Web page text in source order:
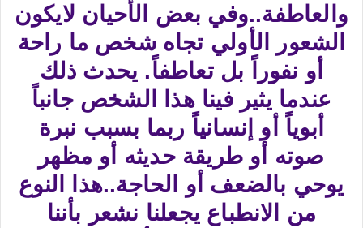
والعاطفة..وفي بعض الأحيان لايكون
الشعور الأولي تجاه شخص ما راحة
أو نفوراً بل تعاطفاً. يحدث ذلك
عندما يثير فينا هذا الشخص جانباً
أبوياً أو إنسانياً ربما بسبب نبرة
صوته أو طريقة حديثه أو مظهر
يوحي بالضعف أو الحاجة..هذا النوع
من الانطباع يجعلنا نشعر بأننا